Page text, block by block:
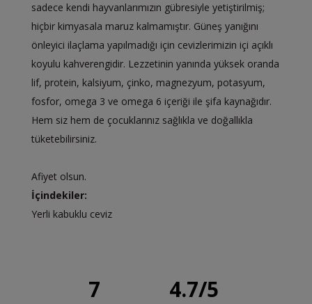
sadece kendi hayvanlarımızın gübresiyle yetiştirilmiş;
hiçbir kimyasala maruz kalmamıştır. Güneş yanığını
önleyici ilaçlama yapılmadığı için cevizlerimizin içi açıklı
koyulu kahverengidir. Lezzetinin yanında yüksek oranda
lif, protein, kalsiyum, çinko, magnezyum, potasyum,
fosfor, omega 3 ve omega 6 içeriği ile şifa kaynağıdır.
Hem siz hem de çocuklarınız sağlıkla ve doğallıkla
tüketebilirsiniz.
Afiyet olsun.
İçindekiler:
Yerli kabuklu ceviz
7 4.7/5